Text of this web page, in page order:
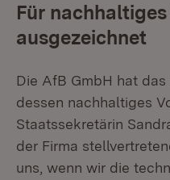
Für
ausgezeichnet
Die AfB GmbH hat
dessen nachhaltiges
Staatssekretärin
der Firma
uns, wenn wir die